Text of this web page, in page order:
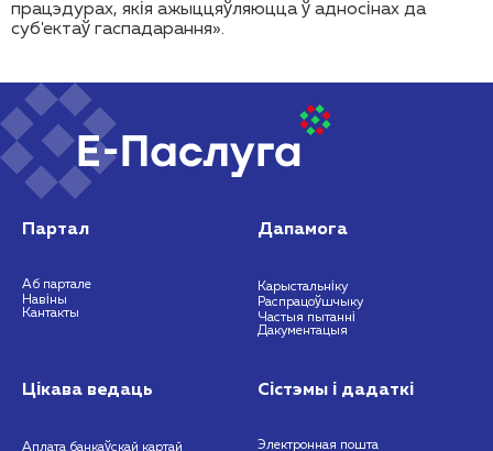
працэдурах, якія ажыццяўляюцца ў адносінах да
суб'ектаў гаспадарання».
Партал
Аб партале
Навіны
Кантакты
Дапамога
Карыстальніку
Распрацоўшчыку
Частыя пытанні
Дакументацыя
Цікава ведаць
Аплата банкаўскай картай
Сістэмы і дадаткі
Электронная пошта